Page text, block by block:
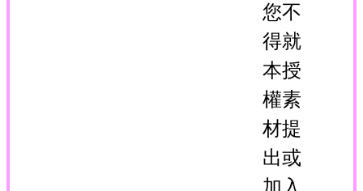
您不
得就
本授
權素
材提
出或
加入